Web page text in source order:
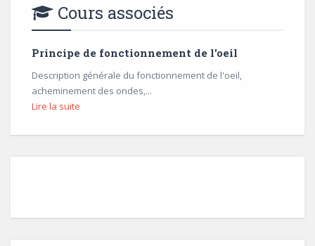
Cours associés
Principe de fonctionnement de l'oeil
Description générale du fonctionnement de l'oeil,
acheminement des ondes,...
Lire la suite